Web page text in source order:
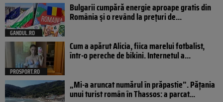
GANDUL.RO
Bulgarii cumpără energie aproape gratis din
România și o revând la prețuri de...
PROSPORT.RO
Cum a apărut Alicia, fiica marelui fotbalist,
într-o pereche de bikini. Internetul a...
„Mi-a aruncat numărul în prăpastie”. Pățania
unui turist român în Thassos: a parcat...